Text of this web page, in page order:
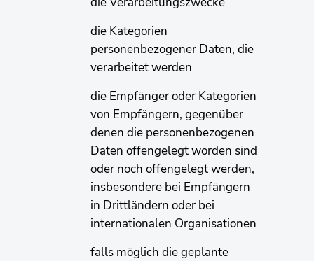
die Kategorien
personenbezogener Daten, die
verarbeitet werden
die Empfänger oder Kategorien
von Empfängern, gegenüber
denen die personenbezogenen
Daten offengelegt worden sind
oder noch offengelegt werden,
insbesondere bei Empfängern
in Drittländern oder bei
internationalen Organisationen
falls möglich die geplante